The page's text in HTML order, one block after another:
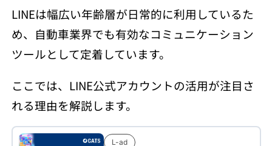
LINEは幅広い年齢層が日常的に利用しているた
め、自動車業界でも有効なコミュニケーション
ツールとして定着しています。
ここでは、LINE公式アカウントの活用が注目さ
れる理由を解説します。